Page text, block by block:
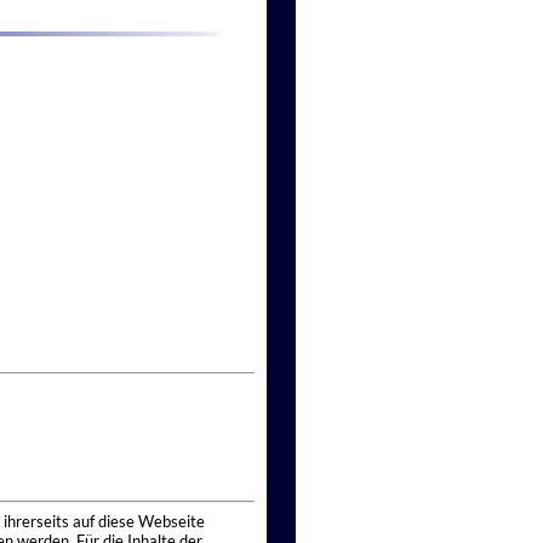
auf diese Webseite